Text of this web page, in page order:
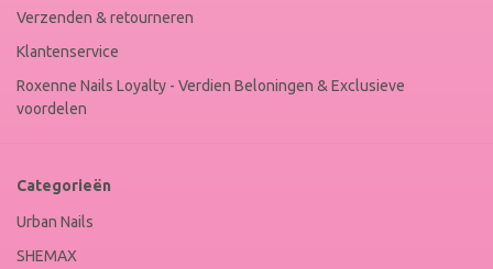
Verzenden & retourneren
Klantenservice
Roxenne Nails Loyalty - Verdien Beloningen & Exclusieve
voordelen
Categorieën
Urban Nails
SHEMAX